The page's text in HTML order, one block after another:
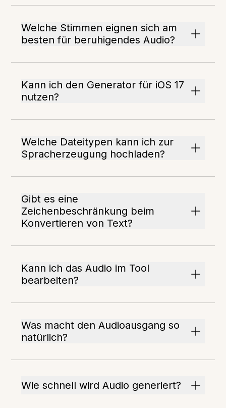
Welche Stimmen eignen sich am
besten für beruhigendes Audio?
Kann ich den Generator für iOS 17
nutzen?
Welche Dateitypen kann ich zur
Spracherzeugung hochladen?
Gibt es eine
Zeichenbeschränkung beim
Konvertieren von Text?
Kann ich das Audio im Tool
bearbeiten?
Was macht den Audioausgang so
natürlich?
Wie schnell wird Audio generiert?